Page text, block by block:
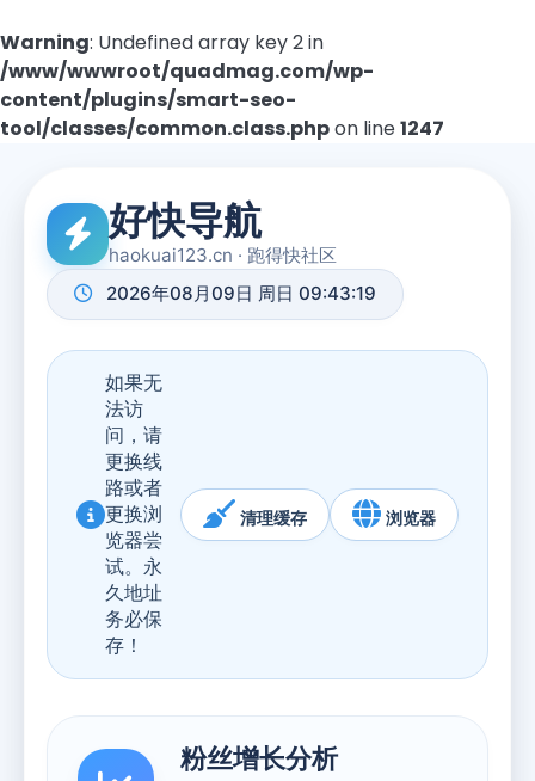
Warning: Undefined array key 2 in
/www/wwwroot/quadmag.com/wp-
content/plugins/smart-seo-
tool/classes/common.class.phpon line1247